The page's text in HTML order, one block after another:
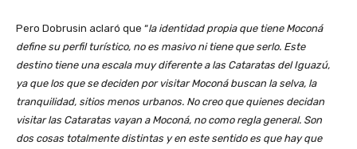
Pero Dobrusin aclaró que “la identidad propia que tiene Moconá
define su perfil turístico, no es masivo ni tiene que serlo. Este
destino tiene una escala muy diferente a las Cataratas del Iguazú,
ya que los que se deciden por visitar Moconá buscan la selva, la
tranquilidad, sitios menos urbanos. No creo que quienes decidan
visitar las Cataratas vayan a Moconá, no como regla general. Son
dos cosas totalmente distintas y en este sentido es que hay que